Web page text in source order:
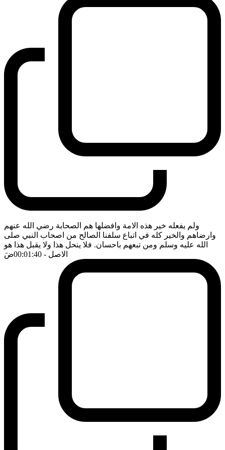
ولم يفعله خير هذه الامة وافضلها هم الصحابة رضي الله عنهم
وارضاهم والخير كله في اتباع سلفنا الصالح من اصحاب النبي صلى
الله عليه وسلم ومن تبعهم باحسان. فلا ينحل هذا ولا يقبل هذا هو
الاصل - 00:01:40 ضَ